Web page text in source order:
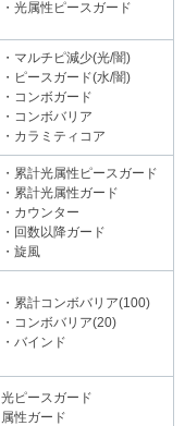
・光属性ピースガード
・マルチピ減少(光/闇)
・ピースガード(水/闇)
・コンボガード
・コンボバリア
・カラミティコア
・累計光属性ピースガード
・累計光属性ガード
・カウンター
・回数以降ガード
・旋風
・累計コンボバリア(100)
・コンボバリア(20)
・バインド
光ピースガード
属性ガード